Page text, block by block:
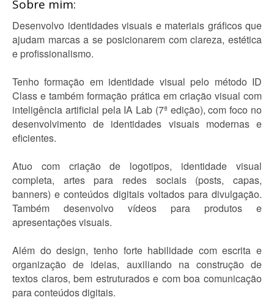
Sobre mim:
Desenvolvo identidades visuais e materiais gráficos que
ajudam marcas a se posicionarem com clareza, estética
e profissionalismo.
Tenho formação em identidade visual pelo método ID
Class e também formação prática em criação visual com
inteligência artificial pela IA Lab (7ª edição), com foco no
desenvolvimento de identidades visuais modernas e
eficientes.
Atuo com criação de logotipos, identidade visual
completa, artes para redes sociais (posts, capas,
banners) e conteúdos digitais voltados para divulgação.
Também desenvolvo vídeos para produtos e
apresentações visuais.
Além do design, tenho forte habilidade com escrita e
organização de ideias, auxiliando na construção de
textos claros, bem estruturados e com boa comunicação
para conteúdos digitais.